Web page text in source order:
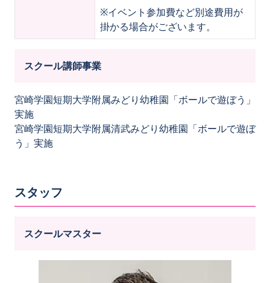
※イベント参加費など別途費用が
掛かる場合がございます。
スクール講師事業
宮崎学園短期大学附属みどり幼稚園「ボールで遊ぼう」
実施
宮崎学園短期大学附属清武みどり幼稚園「ボールで遊ぼ
う」実施
スタッフ
スクールマスター